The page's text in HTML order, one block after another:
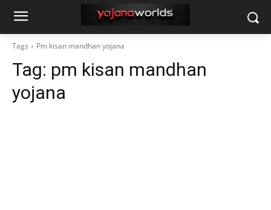
Tags Pm kisan mandhan yojana
Tag: pm kisan mandhan
yojana